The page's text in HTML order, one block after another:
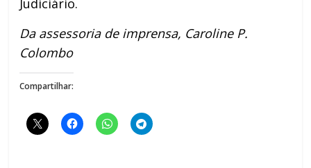
Da assessoria de imprensa, Caroline P.
Colombo
Compartilhar: